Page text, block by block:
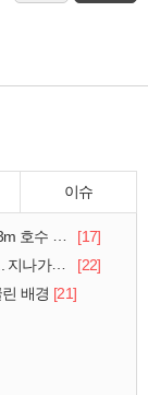
이슈
대 의인
[17]
재의 정체
[22]
배경 [21]